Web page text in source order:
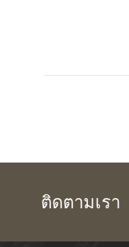
ติดตามเรา